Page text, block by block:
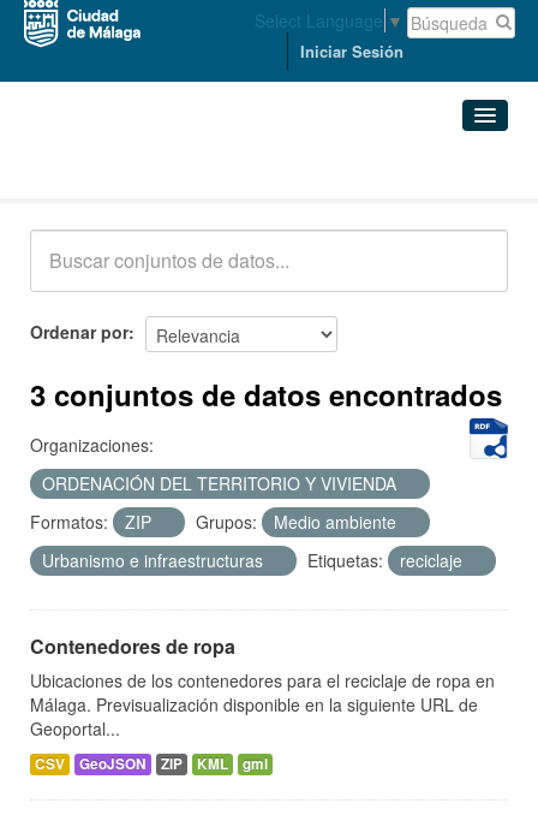
Select Language ▼
Iniciar Sesión
Acerca de
Ordenar por
3 conjuntos de datos encontrados
Organizaciones:
ORDENACIÓN DEL TERRITORIO Y VIVIENDA
Formatos:
ZIP Grupos:
Medio ambiente
Urbanismo e infraestructuras
Etiquetas: reciclaje
Contenedores de ropa
Ubicaciones de los contenedores para el reciclaje de ropa en
Málaga. Previsualización disponible en la siguiente URL de
Geoportal...
CSV GeoJSON ZIP KML gml